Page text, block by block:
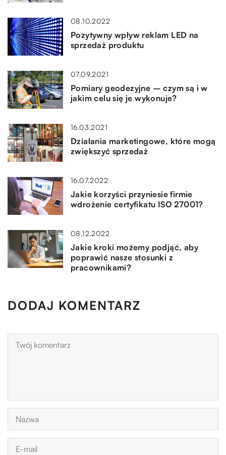
08.10.2022
Pozytywny wpływ reklam LED na
sprzedaż produktu
07.09.2021
Pomiary geodezyjne – czym są i w
jakim celu się je wykonuje?
16.03.2021
Działania marketingowe, które mogą
zwiększyć sprzedaż
16.07.2022
Jakie korzyści przyniesie firmie
wdrożenie certyfikatu ISO 27001?
08.12.2022
Jakie kroki możemy podjąć, aby
poprawić nasze stosunki z
pracownikami?
DODAJ KOMENTARZ